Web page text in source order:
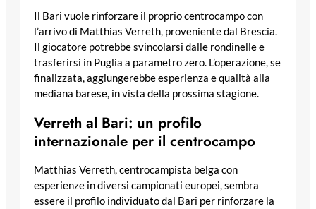
Il Bari vuole rinforzare il proprio centrocampo con
l’arrivo di Matthias Verreth, proveniente dal Brescia.
Il giocatore potrebbe svincolarsi dalle rondinelle e
trasferirsi in Puglia a parametro zero. L’operazione, se
finalizzata, aggiungerebbe esperienza e qualità alla
mediana barese, in vista della prossima stagione.
Verreth al Bari: un profilo
internazionale per il centrocampo
Matthias Verreth, centrocampista belga con
esperienze in diversi campionati europei, sembra
essere il profilo individuato dal Bari per rinforzare la